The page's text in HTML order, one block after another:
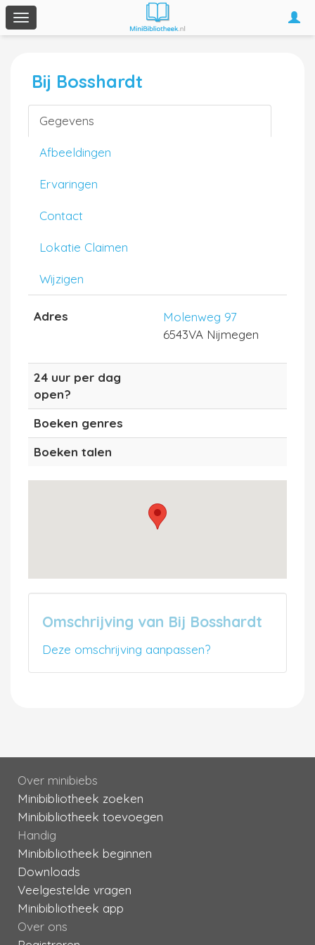
Toggle
navigation
Bij Bosshardt
Gegevens
Afbeeldingen
Ervaringen
Contact
Lokatie Claimen
Wijzigen
Adres
Molenweg 97
6543VA Nijmegen
24 uur per dag
open?
Boeken genres
Boeken talen
Omschrijving van Bij Bosshardt
Deze omschrijving aanpassen?
Over minibiebs
Minibibliotheek zoeken
Minibibliotheek toevoegen
Handig
Minibibliotheek beginnen
Downloads
Veelgestelde vragen
Minibibliotheek app
Over ons